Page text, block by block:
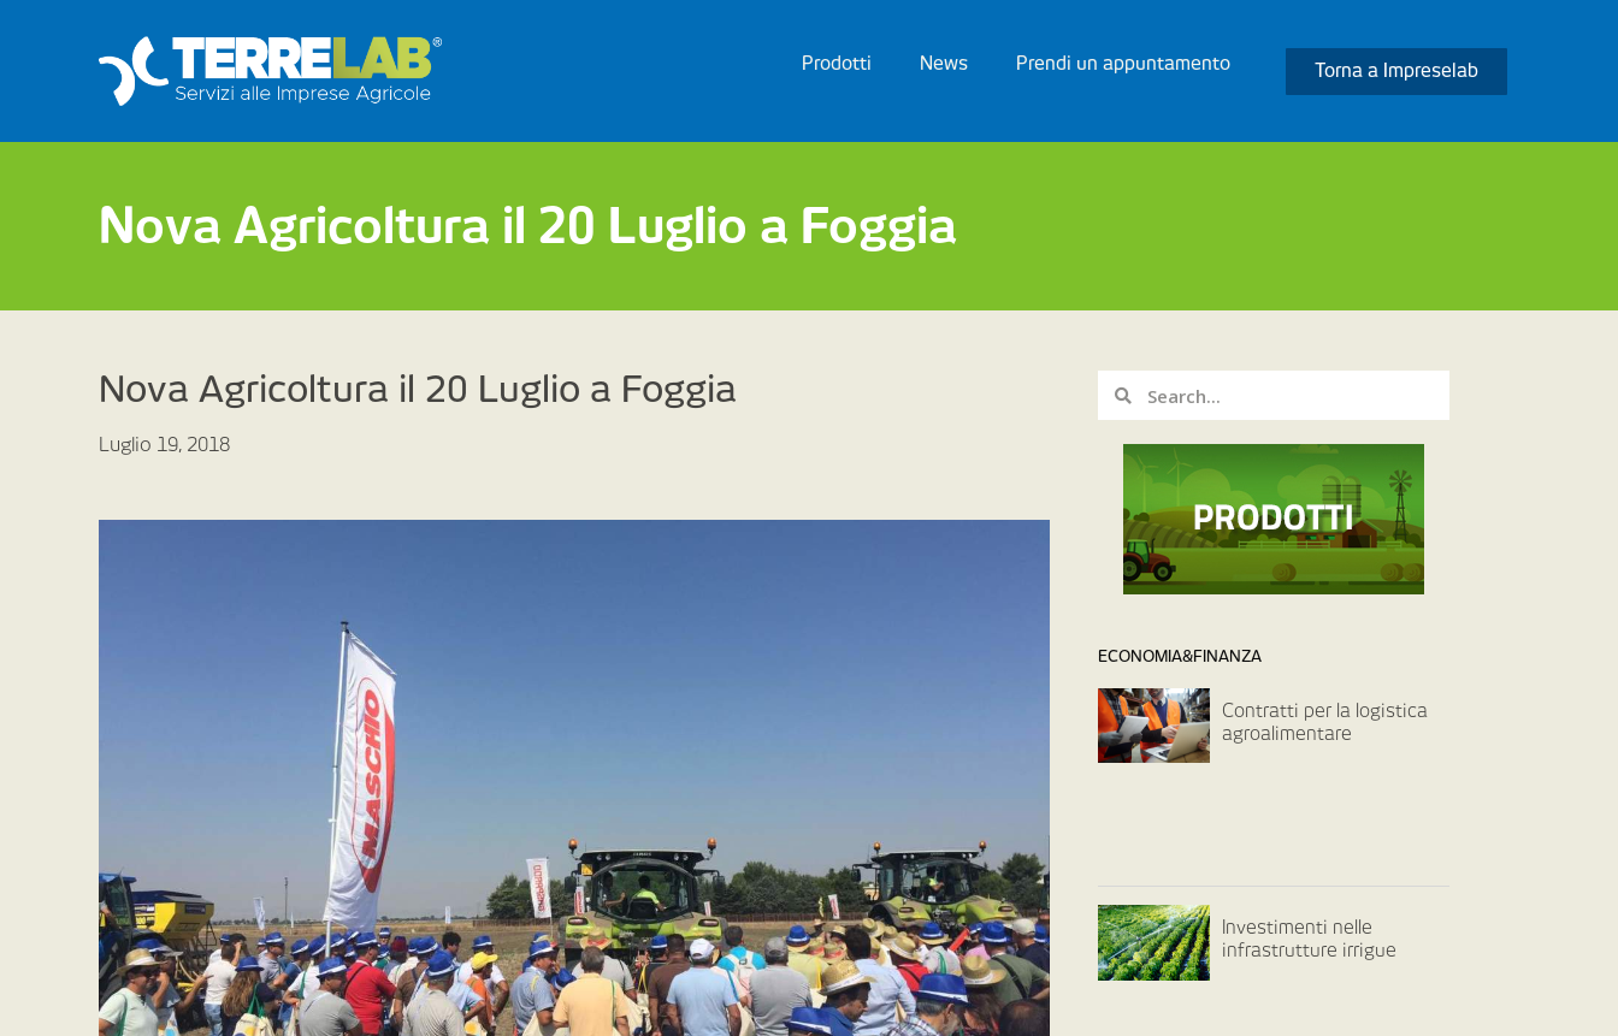
Prodotti News Prendi un appuntamento Torna a Impreselab
Nova Agricoltura il 20 Luglio a Foggia
Nova Agricoltura il 20 Luglio a Foggia
Luglio 19, 2018
ECONOMIA&FINANZA
Contratti per la logistica
agroalimentare
Investimenti nelle
infrastrutture irrigue